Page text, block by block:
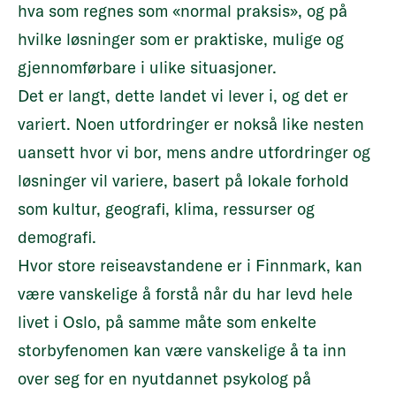
hva som regnes som «normal praksis», og på
hvilke løsninger som er praktiske, mulige og
gjennomførbare i ulike situasjoner.
Det er langt, dette landet vi lever i, og det er
variert. Noen utfordringer er nokså like nesten
uansett hvor vi bor, mens andre utfordringer og
løsninger vil variere, basert på lokale forhold
som kultur, geografi, klima, ressurser og
demografi.
Hvor store reiseavstandene er i Finnmark, kan
være vanskelige å forstå når du har levd hele
livet i Oslo, på samme måte som enkelte
storbyfenomen kan være vanskelige å ta inn
over seg for en nyutdannet psykolog på